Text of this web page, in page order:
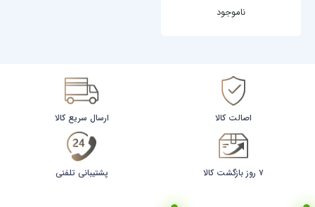
ناموجود
اصالت کالا ارسال سریع کالا
۷ روز بازگشت کالا پشتیبانی تلفنی